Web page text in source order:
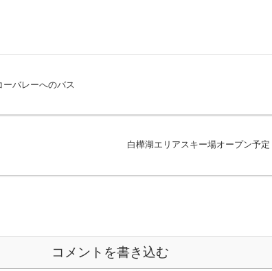
ーバレーへのバス
白樺湖エリアスキー場オープン予定
コメントを書き込む